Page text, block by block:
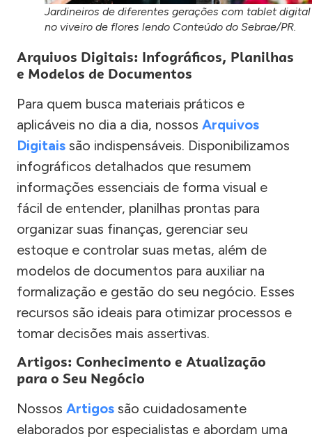
Jardineiros de diferentes gerações com tablet digital
no viveiro de flores lendo Conteúdo do Sebrae/PR.
Arquivos Digitais: Infográficos, Planilhas
e Modelos de Documentos
Para quem busca materiais práticos e
aplicáveis no dia a dia, nossos Arquivos
Digitais são indispensáveis. Disponibilizamos
infográficos detalhados que resumem
informações essenciais de forma visual e
fácil de entender, planilhas prontas para
organizar suas finanças, gerenciar seu
estoque e controlar suas metas, além de
modelos de documentos para auxiliar na
formalização e gestão do seu negócio. Esses
recursos são ideais para otimizar processos e
tomar decisões mais assertivas.
Artigos: Conhecimento e Atualização
para o Seu Negócio
Nossos Artigos são cuidadosamente
elaborados por especialistas e abordam uma